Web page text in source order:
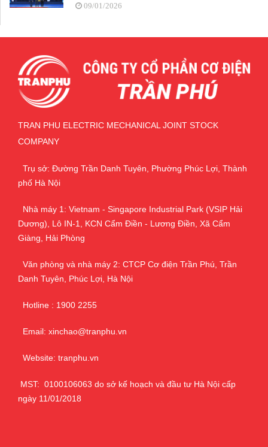
09/01/2026
TRAN PHU ELECTRIC MECHANICAL JOINT STOCK
COMPANY
Trụ sở: Đường Trần Danh Tuyên, Phường Phúc Lợi, Thành
phố Hà Nội
Nhà máy 1: Vietnam - Singapore Industrial Park (VSIP Hải
Dương), Lô IN-1, KCN Cẩm Điền - Lương Điền, Xã Cẩm
Giàng, Hải Phòng
Văn phòng và nhà máy 2: CTCP Cơ điện Trần Phú, Trần
Danh Tuyên, Phúc Lợi, Hà Nội
Hotline : 1900 2255
Email: xinchao@tranphu.vn
Website: tranphu.vn
MST: 0100106063 do sở kế hoạch và đầu tư Hà Nội cấp
ngày 11/01/2018